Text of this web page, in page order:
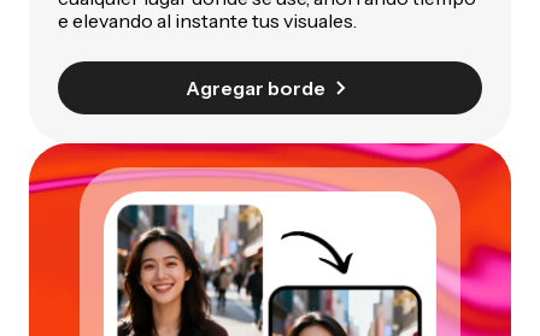
e elevando al instante tus visuales.
Agregar borde